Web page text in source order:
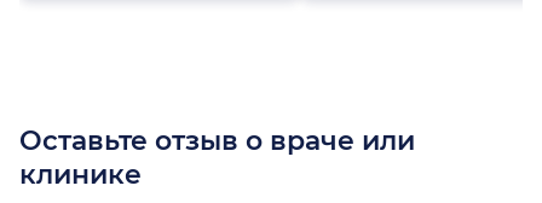
Оставьте отзыв о враче или
клинике